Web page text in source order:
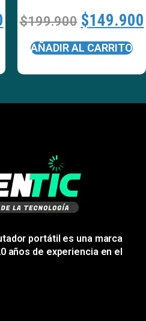
$199.900 $149.900
AÑADIR AL CARRITO
portátil es una marca
años de experiencia en el